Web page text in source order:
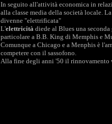
In seguito all'attività economica in
alla classe media della società locale.
divenne "elettrificata"
L'elettricità diede al Blues una
particolare a B.B. King di Memphis e
Comunque a Chicago e a Menphis è
competere con il sassofono.
Alla fine degli anni '50 il rinnovamento